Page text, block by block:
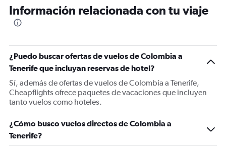
categories.
The
Y
axis
displaying
values.
Range:
0
1500.
Información relacionada con tu viaje
¿Puedo buscar ofertas de vuelos de Colombia a
Tenerife que incluyan reservas de hotel?
Sí, además de ofertas de vuelos de Colombia a Tenerife,
Cheapflights ofrece paquetes de vacaciones que incluyen
tanto vuelos como hoteles.
¿Cómo busco vuelos directos de Colombia a
Tenerife?